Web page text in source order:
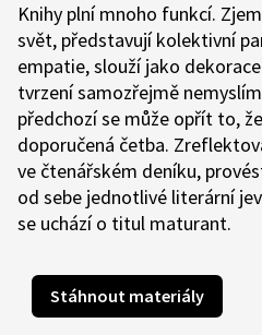
Knihy plní mnoho funkcí.
svět, představují kolektivní
empatie, slouží jako
tvrzení samozřejmě
předchozí se může opřít to,
doporučená četba.
ve čtenářském deníku,
od sebe jednotlivé literární
se uchází o titul maturant.
Stáhnout materiály